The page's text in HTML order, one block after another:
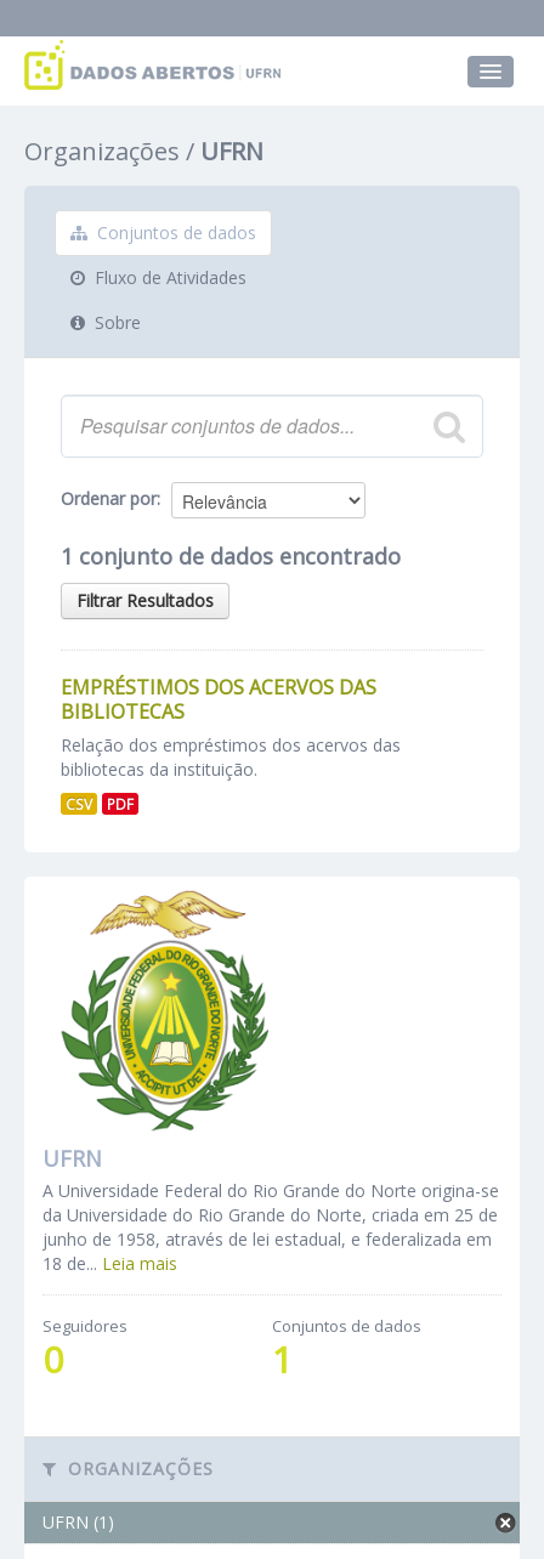
Grupos
Sobre
Organizações UFRN
Conjuntos de dados
Fluxo de Atividades
Sobre
Ordenar por
1 conjunto de dados encontrado
Filtrar Resultados
EMPRÉSTIMOS DOS ACERVOS DAS
BIBLIOTECAS
Relação dos empréstimos dos acervos das
bibliotecas da instituição.
CSV PDF
UFRN
A Universidade Federal do Rio Grande do Norte origina-se
da Universidade do Rio Grande do Norte, criada em 25 de
junho de 1958, através de lei estadual, e federalizada em
18 de... Leia mais
Seguidores
0
Conjuntos de dados
1
ORGANIZAÇÕES
UFRN (1)